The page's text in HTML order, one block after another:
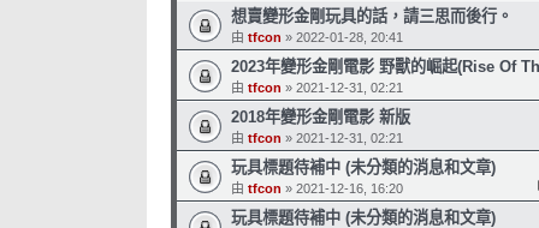
想賣變形金剛玩具的話，請三思而後行。
由 tfcon » 2022-01-28, 20:41
2023年變形金剛電影 野獸的崛起(Rise Of
由 tfcon » 2021-12-31, 02:21
2018年變形金剛電影 新版
由 tfcon » 2021-12-31, 02:21
玩具標題待補中 (未分類的消息和文章)
由 tfcon » 2021-12-16, 16:20
玩具標題待補中 (未分類的消息和文章)